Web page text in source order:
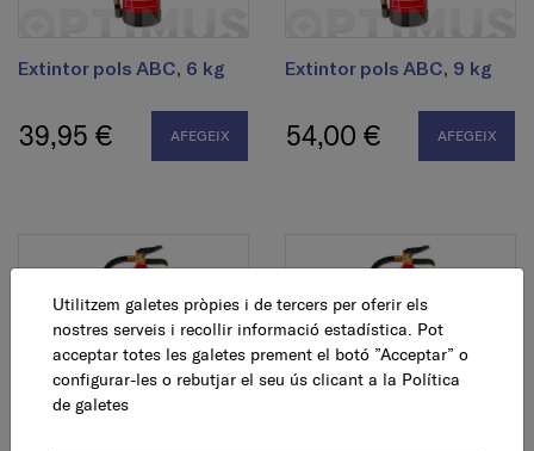
Extintor pols ABC, 6 kg
39,95 € AFEGEIX
Extintor pols ABC, 9 kg
54,00 € AFEGEIX
Extintor pols ABC, 3 kg
Utilitzem galetes pròpies i de tercers per oferir els
nostres serveis i recollir informació estadística. Pot
acceptar totes les galetes prement el botó ”Acceptar” o
configurar-les o rebutjar el seu ús clicant a la Política
de galetes